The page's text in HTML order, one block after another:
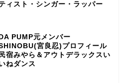
ィスト・シンガー・ラッパー
DA PUMP元メンバー
宮良忍)プロフィール
民宿みやら＆アウトデラックスい
ねダンス